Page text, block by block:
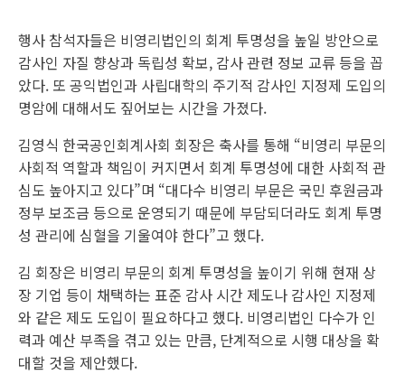
행사 참석자들은 비영리법인의 회계 투명성을 높일 방안으로
감사인 자질 향상과 독립성 확보, 감사 관련 정보 교류 등을 꼽
았다. 또 공익법인과 사립대학의 주기적 감사인 지정제 도입의
명암에 대해서도 짚어보는 시간을 가졌다.
김영식 한국공인회계사회 회장은 축사를 통해 “비영리 부문의
사회적 역할과 책임이 커지면서 회계 투명성에 대한 사회적 관
심도 높아지고 있다”며 “대다수 비영리 부문은 국민 후원금과
정부 보조금 등으로 운영되기 때문에 부담되더라도 회계 투명
성 관리에 심혈을 기울여야 한다”고 했다.
김 회장은 비영리 부문의 회계 투명성을 높이기 위해 현재 상
장 기업 등이 채택하는 표준 감사 시간 제도나 감사인 지정제
와 같은 제도 도입이 필요하다고 했다. 비영리법인 다수가 인
력과 예산 부족을 겪고 있는 만큼, 단계적으로 시행 대상을 확
대할 것을 제안했다.